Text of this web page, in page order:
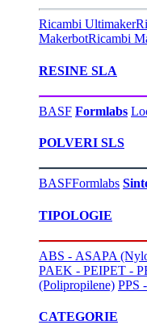
Ricambi Ultimaker
MakerbotRicambi
RESINE SLA
BASF Formlabs
POLVERI SLS
BASFFormlabs
TIPOLOGIE
ABS - ASAPA
PAEK - PEIPET -
(Polipropilene) PPS
CATEGORIE